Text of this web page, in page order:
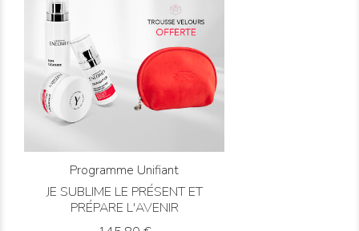
Programme Unifiant
JE SUBLIME LE PRÉSENT ET
PRÉPARE L'AVENIR